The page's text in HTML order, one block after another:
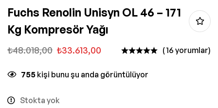
Fuchs Renolin Unisyn OL 46 – 171
Kg Kompresör Yağı
₺48.018,00 ₺33.613,00 ( 16 yorumlar)
755 kişi bunu şu anda görüntülüyor
Stokta yok